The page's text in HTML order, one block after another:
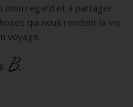
mon regard et à partager
qui nous rendent la vie
voyage.
B.